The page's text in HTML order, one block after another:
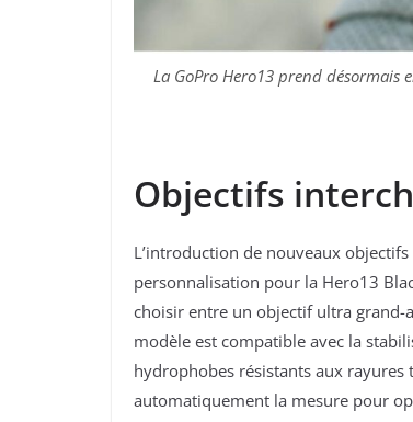
La GoPro Hero13 prend désormais
Objectifs
L’introduction de nouveaux
personnalisation pour la Hero13
choisir entre un objectif ultra grand-
modèle est compatible avec la
hydrophobes résistants aux
automatiquement la mesure pour